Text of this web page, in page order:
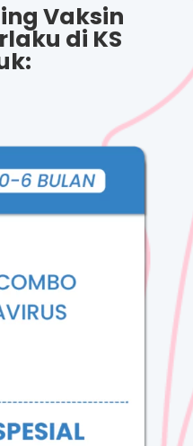
Vaksin
di KS